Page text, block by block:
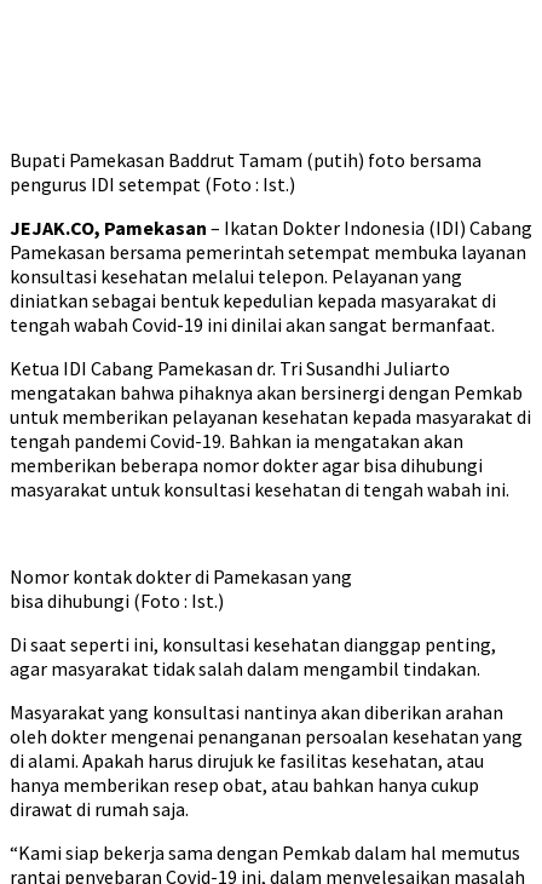
Bupati Pamekasan Baddrut Tamam (putih) foto bersama
pengurus IDI setempat (Foto : Ist.)
JEJAK.CO, Pamekasan – Ikatan Dokter Indonesia (IDI) Cabang
Pamekasan bersama pemerintah setempat membuka layanan
konsultasi kesehatan melalui telepon. Pelayanan yang
diniatkan sebagai bentuk kepedulian kepada masyarakat di
tengah wabah Covid-19 ini dinilai akan sangat bermanfaat.
Ketua IDI Cabang Pamekasan dr. Tri Susandhi Juliarto
mengatakan bahwa pihaknya akan bersinergi dengan Pemkab
untuk memberikan pelayanan kesehatan kepada masyarakat di
tengah pandemi Covid-19. Bahkan ia mengatakan akan
memberikan beberapa nomor dokter agar bisa dihubungi
masyarakat untuk konsultasi kesehatan di tengah wabah ini.
Nomor kontak dokter di Pamekasan yang
bisa dihubungi (Foto : Ist.)
Di saat seperti ini, konsultasi kesehatan dianggap penting,
agar masyarakat tidak salah dalam mengambil tindakan.
Masyarakat yang konsultasi nantinya akan diberikan arahan
oleh dokter mengenai penanganan persoalan kesehatan yang
di alami. Apakah harus dirujuk ke fasilitas kesehatan, atau
hanya memberikan resep obat, atau bahkan hanya cukup
dirawat di rumah saja.
“Kami siap bekerja sama dengan Pemkab dalam hal memutus
rantai penyebaran Covid-19 ini, dalam menyelesaikan masalah